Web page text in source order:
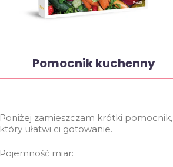
Pomocnik kuchenny
Poniżej zamieszczam krótki pomocnik,
który ułatwi ci gotowanie.
Pojemność miar: